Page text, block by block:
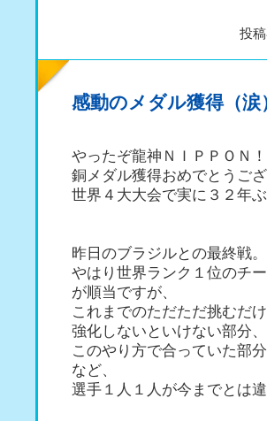
投
感動のメダル獲得（涙
やったぞ龍神ＮＩＰＰＯＮ！
銅メダル獲得おめでとうござ
世界４大大会で実に３２年
昨日のブラジルとの最終戦。
やはり世界ランク１位のチ
が順当ですが、
これまでのただただ挑むだ
強化しないといけない部分、
このやり方で合っていた部
など、
選手１人１人が今までとは